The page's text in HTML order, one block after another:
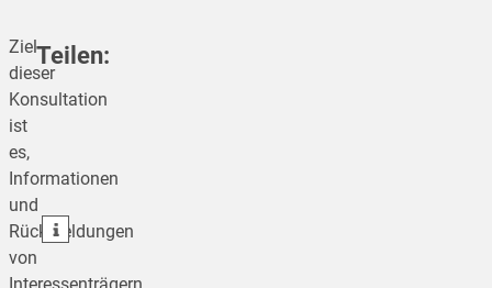
Ziel
dieser
Konsultation
ist
es,
Informationen
und
Rückmeldungen
von
Teilen:
teilen
teilen